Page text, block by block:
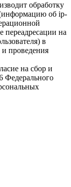
обработку
об ip-
переадресации на
в
проведения
на сбор и
Федерального